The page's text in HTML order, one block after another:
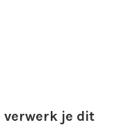
verwerk je dit